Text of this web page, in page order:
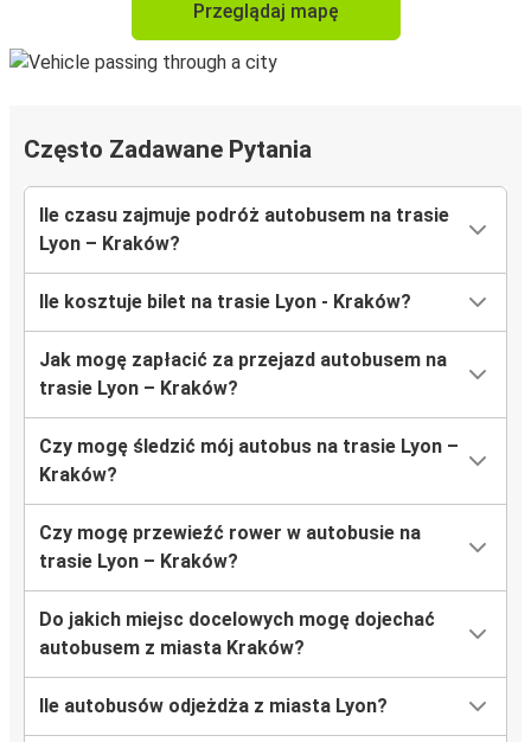
Przeglądaj mapę
Często Zadawane Pytania
Ile czasu zajmuje podróż autobusem na trasie
Lyon – Kraków?
Ile kosztuje bilet na trasie Lyon - Kraków?
Jak mogę zapłacić za przejazd autobusem na
trasie Lyon – Kraków?
Czy mogę śledzić mój autobus na trasie Lyon –
Kraków?
Czy mogę przewieźć rower w autobusie na
trasie Lyon – Kraków?
Do jakich miejsc docelowych mogę dojechać
autobusem z miasta Kraków?
Ile autobusów odjeżdża z miasta Lyon?